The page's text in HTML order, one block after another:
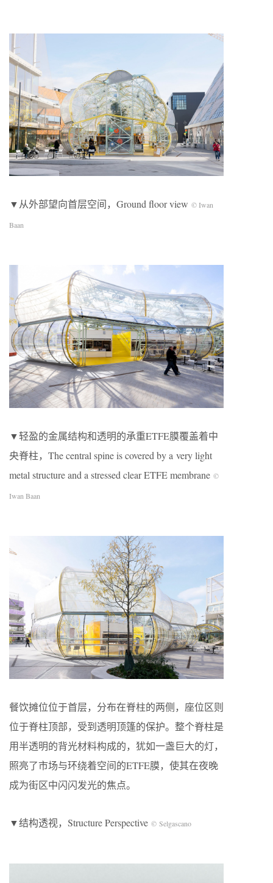
▼从外部望向首层空间，Ground floor view © Iwan
Baan
▼轻盈的金属结构和透明的承重ETFE膜覆盖着中
央脊柱，The central spine is covered by a very light
metal structure and a stressed clear ETFE membrane ©
Iwan Baan
餐饮摊位位于首层，分布在脊柱的两侧，座位区则
位于脊柱顶部，受到透明顶篷的保护。整个脊柱是
用半透明的背光材料构成的，犹如一盏巨大的灯，
照亮了市场与环绕着空间的ETFE膜，使其在夜晚
成为街区中闪闪发光的焦点。
▼结构透视，Structure Perspective © Selgascano